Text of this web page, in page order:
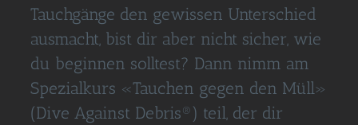
Tauchgänge den gewissen Unterschied
ausmacht, bist dir aber nicht sicher, wie
du beginnen solltest? Dann nimm am
Spezialkurs «Tauchen gegen den Müll»
(Dive Against Debris®) teil, der dir